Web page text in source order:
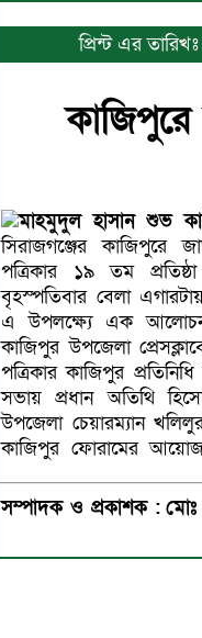
প্রিন্ট এর
কাজিপুরে
মাহমুদুল হাসান শুভ
সিরাজগঞ্জের কাজিপুরে
পত্রিকার ১৯ তম
বৃহস্পতিবার বেলা
এ উপলক্ষ্যে এক
কাজিপুর উপজেলা
পত্রিকার কাজিপুর
সভায় প্রধান অতিথি
উপজেলা চেয়ারম্যান
কাজিপুর ফোরামের
সম্পাদক ও প্রকাশক :